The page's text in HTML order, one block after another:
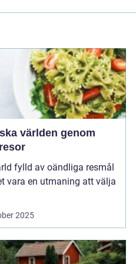
världen genom
fylld av oändliga resmål
vara en utmaning att välja
2025